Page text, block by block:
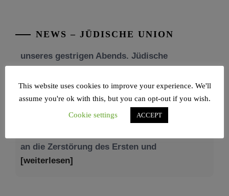
NEWS – JÜDISCHE UNION
Menschen unterschiedlicher Generationen,
Am 9. Aw, an Tisch’a beAw, erinnern wir uns
an die Zerstörung des Ersten und
This website uses cookies to improve your experience. We'll
assume you're ok with this, but you can opt-out if you wish.
Cookie settings
ACCEPT